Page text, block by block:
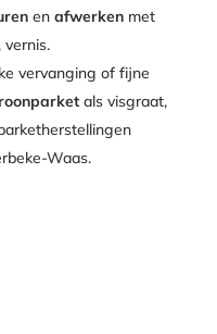
enafwerken met
vervanging of fijne
als visgraat,
Waas.